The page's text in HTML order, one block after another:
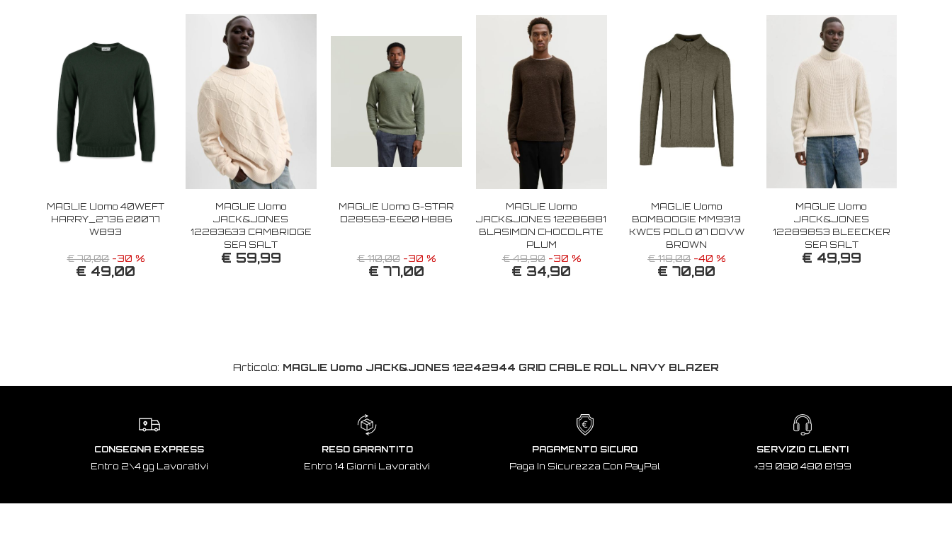
MAGLIE Uomo 40WEFT
HARRY_2736 20077
W893
€ 70,00-30 %
€ 49,00
MAGLIE Uomo
JACK&JONES
12283633 CAMBRIDGE
SEA SALT
€ 59,99
MAGLIE Uomo G-STAR
D28563-E620 H886
€ 110,00-30 %
€ 77,00
MAGLIE Uomo
JACK&JONES 12286881
BLASIMON CHOCOLATE
PLUM
€ 49,90-30 %
€ 34,90
MAGLIE Uomo
BOMBOOGIE MM9313
KWC5 POLO 07 DOVW
BROWN
€ 118,00 -40 %
€ 70,80
MAGLIE Uomo
JACK&JONES
12289853 BLEECKER
SEA SALT
€ 49,99
Articolo: MAGLIE Uomo JACK&JONES 12242944 GRID CABLE ROLL NAVY BLAZER
CONSEGNA EXPRESS
Entro 2\4 gg Lavorativi
RESO GARANTITO
Entro 14 Giorni Lavorativi
PAGAMENTO SICURO
Paga In Sicurezza Con PayPal
SERVIZIO CLIENTI
+39 080 480 8199